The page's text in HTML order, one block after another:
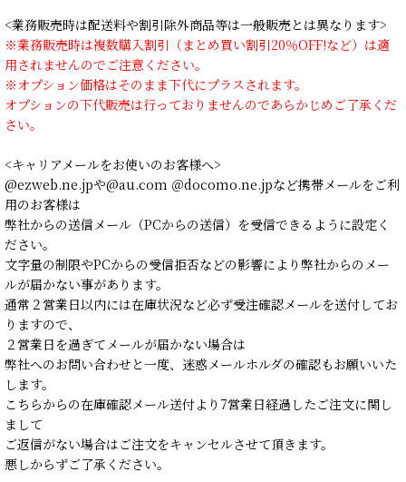
<業務販売時は配送料や割引除外商品等は一般販売とは異なります>
※業務販売時は複数購入割引（まとめ買い割引20％OFF!など）は適
用されませんのでご注意ください。
※オプション価格はそのまま下代にプラスされます。
オプションの下代販売は行っておりませんのであらかじめご了承くだ
さい。
<キャリアメールをお使いのお客様へ>
@ezweb.ne.jpや@au.com ＠docomo.ne.jpなど携帯メールをご利
用のお客様は
弊社からの送信メール（PCからの送信）を受信できるように設定く
ださい。
文字量の制限やPCからの受信拒否などの影響により弊社からのメー
ルが届かない事があります。
通常２営業日以内には在庫状況など必ず受注確認メールを送付してお
りますので、
２営業日を過ぎてメールが届かない場合は
弊社へのお問い合わせと一度、迷惑メールホルダの確認もお願いいた
します。
こちらからの在庫確認メール送付より7営業日経過したご注文に関し
まして
ご返信がない場合はご注文をキャンセルさせて頂きます。
悪しからずご了承ください。